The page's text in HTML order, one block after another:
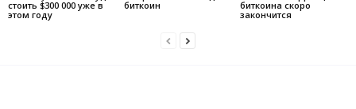
стоить $300 000 уже в
этом году
биткоин
биткоина скоро
закончится